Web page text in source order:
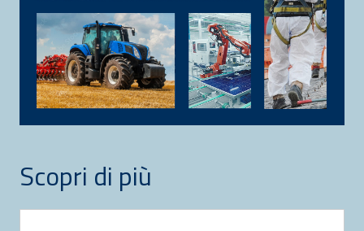
Scopri di più